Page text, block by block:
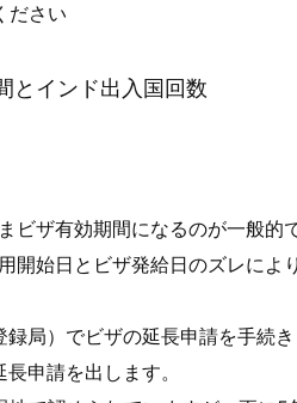
ださい
とインド出入国回数
ザ有効期間になるのが一般的で
始日とビザ発給日のズレに
局）でビザの延長申請を手続き
申請を出します。